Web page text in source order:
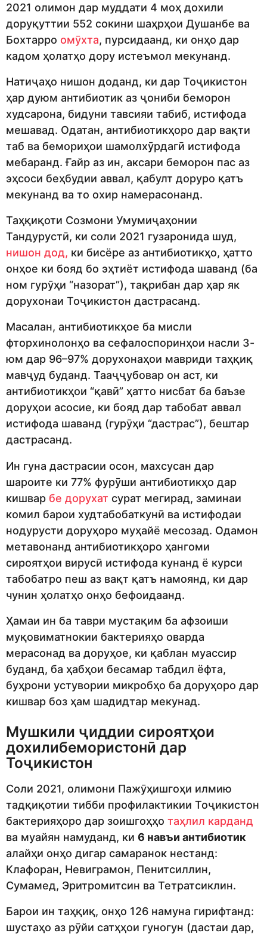
2021 олимон дар муддати 4 моҳ дохили
доруқуттии 552 сокини шаҳрҳои Душанбе ва
Бохтарро омӯхта, пурсидаанд, ки онҳо дар
кадом ҳолатҳо дору истеъмол мекунанд.
Натиҷаҳо нишон доданд, ки дар Тоҷикистон
ҳар дуюм антибиотик аз ҷониби беморон
худсарона, бидуни тавсияи табиб, истифода
мешавад. Одатан, антибиотикҳоро дар вақти
таб ва бемориҳои шамолхӯрдагӣ истифода
мебаранд. Ғайр аз ин, аксари беморон пас аз
эҳсоси беҳбудии аввал, қабулт доруро қатъ
мекунанд ва то охир намерасонанд.
Таҳқиқоти Созмони Умумиҷаҳонии
Тандурустӣ, ки соли 2021 гузаронида шуд,
нишон дод, ки бисёре аз антибиотикҳо, ҳатто
онҳое ки бояд бо эҳтиёт истифода шаванд (ба
ном гурӯҳи “назорат”), тақрибан дар ҳар як
дорухонаи Тоҷикистон дастрасанд.
Масалан, антибиотикҳое ба мисли
фторхинолонҳо ва сефалоспоринҳои насли 3-
юм дар 96–97% дорухонаҳои мавриди таҳқиқ
мавҷуд буданд. Тааҷҷубовар он аст, ки
антибиотикҳои “қавӣ” ҳатто нисбат ба баъзе
доруҳои асосие, ки бояд дар табобат аввал
истифода шаванд (гурӯҳи “дастрас”), бештар
дастрасанд.
Ин гуна дастрасии осон, махсусан дар
шароите ки 77% фурӯши антибиотикҳо дар
кишвар бе дорухат сурат мегирад, заминаи
комил барои худтабобаткунӣ ва истифодаи
нодурусти доруҳоро муҳайё месозад. Одамон
метавонанд антибиотикҳоро ҳангоми
сироятҳои вирусӣ истифода кунанд ё курси
табобатро пеш аз вақт қатъ намоянд, ки дар
чунин ҳолатҳо онҳо бефоидаанд.
Ҳамаи ин ба таври мустақим ба афзоиши
муқовиматнокии бактерияҳо оварда
мерасонад ва доруҳое, ки қаблан муассир
буданд, ба ҳабҳои бесамар табдил ёфта,
буҳрони устувории микробҳо ба доруҳоро дар
кишвар боз ҳам шадидтар мекунад.
Мушкили ҷиддии сироятҳои
дохилибемористонӣ дар
Тоҷикистон
Соли 2021, олимони Пажӯҳишгоҳи илмию
тадқиқотии тибби профилактикии Тоҷикистон
бактерияҳоро дар зоишгоҳҳо таҳлил карданд
ва муайян намуданд, ки 6 навъи антибиотик
алайҳи онҳо дигар самаранок нестанд:
Клафоран, Невиграмон, Пенитсиллин,
Сумамед, Эритромитсин ва Тетратсиклин.
Барои ин таҳқиқ, онҳо 126 намуна гирифтанд:
шустаҳо аз рӯйи сатҳҳои гуногун (дастаи дар,